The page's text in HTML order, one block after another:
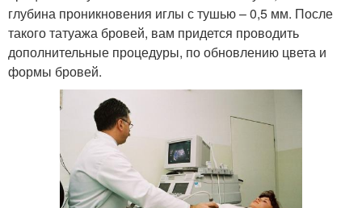
глубина проникновения иглы с тушью – 0,5 мм. После
такого татуажа бровей, вам придется проводить
дополнительные процедуры, по обновлению цвета и
формы бровей.